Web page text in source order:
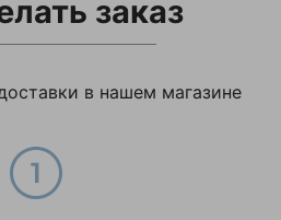
просит
то с
быструю
с
заказ
в нашем магазине